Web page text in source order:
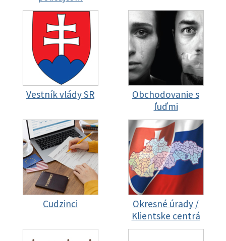
Vestník vlády SR
Obchodovanie s
ľuďmi
Cudzinci
Okresné úrady /
Klientske centrá